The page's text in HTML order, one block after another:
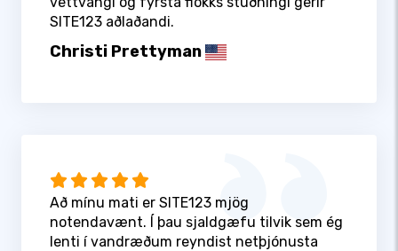
SITE123 aðlaðandi.
Christi Prettyman
Að mínu mati er SITE123 mjög
notendavænt. Í þau sjaldgæfu tilvik sem ég
lenti í vandræðum reyndist netþjónusta